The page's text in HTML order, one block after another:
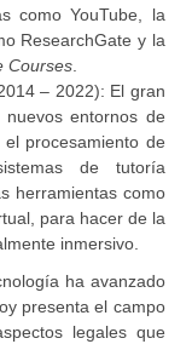
como YouTube, la
ResearchGate y la
Courses
– 2022): El gran
entornos de
procesamiento de
de tutoría
herramientas como
para hacer de la
inmersivo.
ha avanzado
presenta el campo
legales que